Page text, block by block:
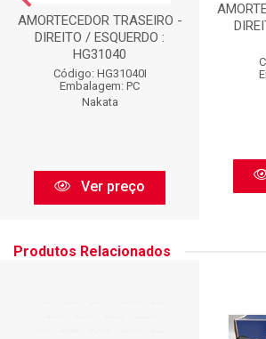
AMORTECEDOR TRASEIRO -
DIREITO / ESQUERDO :
HG31040
Código: HG31040I
Embalagem: PC
Nakata
Ver preço
Produtos Relacionados